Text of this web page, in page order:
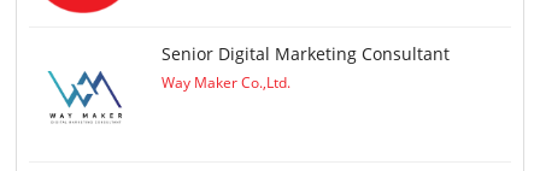
Senior Digital Marketing Consultant
Way Maker Co.,Ltd.